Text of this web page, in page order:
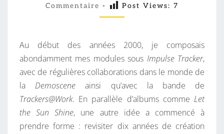
O
R
D
R
E
M
I
X
,
A
I
R
E
S
Commentaire - Post Views: 7
Au début des années 2000, je composais
abondamment mes modules sous Impulse Tracker,
avec de régulières collaborations dans le monde de
laDemoscene ainsi qu’avec la bande de
Trackers@Work. En parallèle d’albums comme Let
the Sun Shine, une autre idée a commencé à
prendre forme : revisiter dix années de création